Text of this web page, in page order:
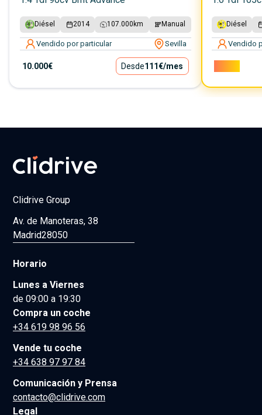
Diésel 2014 107.000 km Manual
Vendido por particular Sevilla
10.000€ Desde111€/mes
Diésel
Vendido
Clidrive Group
Av. de Manoteras, 38
Madrid28050
Horario
Lunes a Viernes
de 09:00 a 19:30
Compra un coche
+34 619 98 96 56
Vende tu coche
+34 638 97 97 84
Comunicación y Prensa
contacto@clidrive.com
Legal